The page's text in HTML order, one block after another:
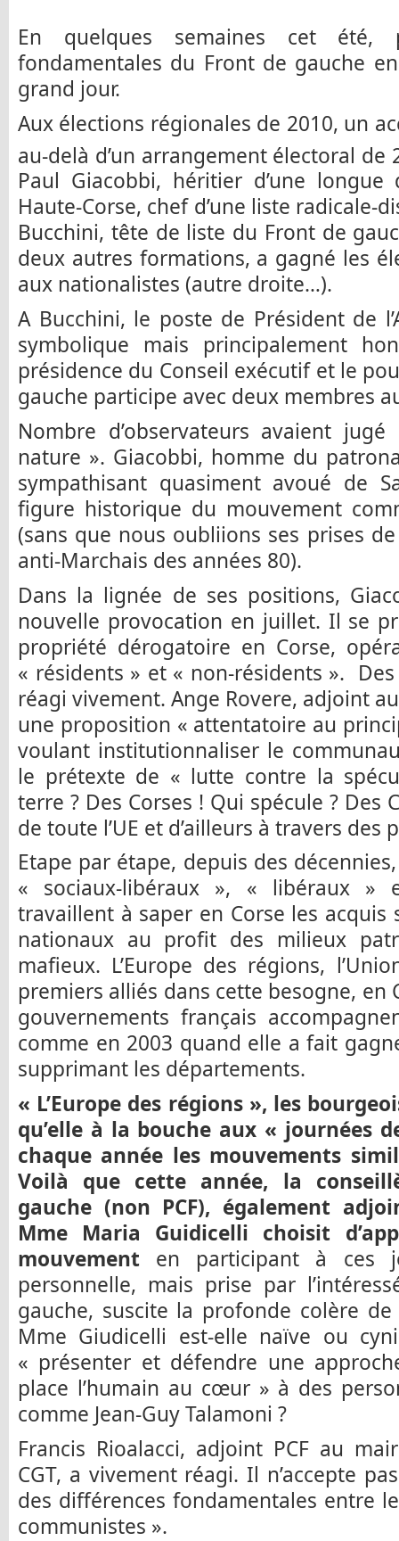
En quelques semaines cet été,
fondamentales du Front de gauche
grand jour.
Aux élections régionales de 2010, un
au-delà d’un arrangement électoral de
Paul Giacobbi, héritier d’une
Haute-Corse, chef d’une liste radicale-
Bucchini, tête de liste du Front de
deux autres formations, a gagné les
aux nationalistes (autre droite…).
A Bucchini, le poste de Président de
symbolique mais principalement
présidence du Conseil exécutif et le
gauche participe avec deux membres
Nombre d’observateurs avaient
nature ». Giacobbi, homme du
sympathisant quasiment avoué de
figure historique du mouvement
(sans que nous oubliions ses prises
anti-Marchais des années 80).
Dans la lignée de ses positions,
nouvelle provocation en juillet. Il se
propriété dérogatoire en Corse,
« résidents » et « non-résidents ».
réagi vivement. Ange Rovere, adjoint
une proposition « attentatoire au
voulant institutionnaliser le
le prétexte de « lutte contre la
terre ? Des Corses ! Qui spécule ? Des
de toute l’UE et d’ailleurs à travers des
Etape par étape, depuis des
« sociaux-libéraux », « libéraux »
travaillent à saper en Corse les acquis
nationaux au profit des milieux
mafieux. L’Europe des régions,
premiers alliés dans cette besogne, en
gouvernements français
comme en 2003 quand elle a fait
supprimant les départements.
« L’Europe des régions », les
qu’elle à la bouche aux « journées
chaque année les mouvements
Voilà que cette année, la
gauche (non PCF), également
Mme Maria Guidicelli choisit
mouvement en participant à ces
personnelle, mais prise par
gauche, suscite la profonde colère
Mme Giudicelli est-elle naïve ou
« présenter et défendre une
place l’humain au cœur » à des
comme Jean-Guy Talamoni ?
Francis Rioalacci, adjoint PCF au
CGT, a vivement réagi. Il n’accepte
des différences fondamentales entre
communistes ».